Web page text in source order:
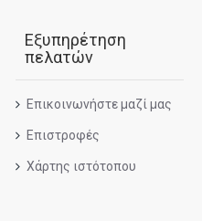
Εξυπηρέτηση
πελατών
Επικοινωνήστε μαζί μας
Επιστροφές
Χάρτης ιστότοπου